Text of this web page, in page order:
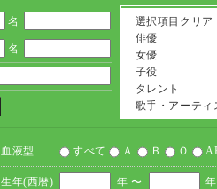
名
名
選択項目クリア
俳優
女優
子役
タレント
歌手・アーティ
血液型 すべて Ａ Ｂ Ｏ
生年(西暦) 年 〜